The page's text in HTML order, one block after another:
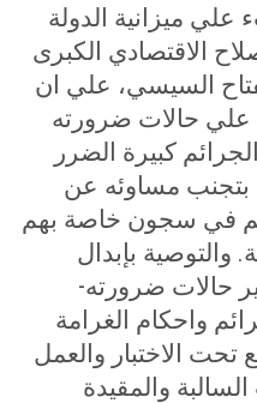
ميزانية الدولة
الاقتصادي الكبرى
السيسي، علي ان
علي حالات ضرورته
كبيرة الضرر
بتجنب مساوئه عن
في سجون خاصة بهم
والتوصية بإبدال
حالات ضرورته-
واحكام الغرامة
تحت الاختبار والعمل
والمقيدة